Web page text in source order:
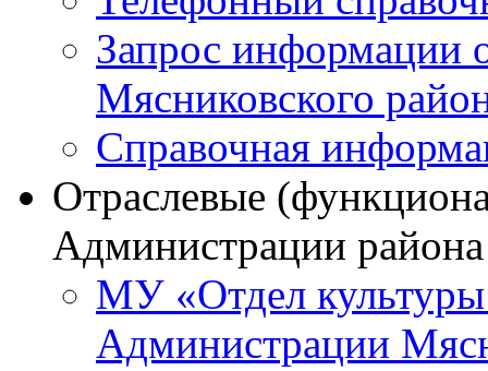
Запрос информации
Мясниковского
Справочная
Отраслевые
Администрации района
МУ «Отдел
Администрации